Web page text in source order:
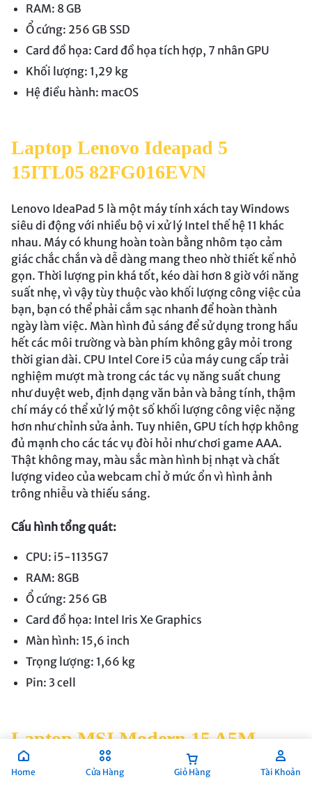
RAM: 8 GB
Ổ cứng: 256 GB SSD
Card đồ họa: Card đồ họa tích hợp, 7 nhân GPU
Khối lượng: 1,29 kg
Hệ điều hành: macOS
Laptop Lenovo Ideapad 5
15ITL05 82FG016EVN
Lenovo IdeaPad 5 là một máy tính xách tay Windows
siêu di động với nhiều bộ vi xử lý Intel thế hệ 11 khác
nhau. Máy có khung hoàn toàn bằng nhôm tạo cảm
giác chắc chắn và dễ dàng mang theo nhờ thiết kế nhỏ
gọn. Thời lượng pin khá tốt, kéo dài hơn 8 giờ với năng
suất nhẹ, vì vậy tùy thuộc vào khối lượng công việc của
bạn, bạn có thể phải cắm sạc nhanh để hoàn thành
ngày làm việc. Màn hình đủ sáng để sử dụng trong hầu
hết các môi trường và bàn phím không gây mỏi trong
thời gian dài. CPU Intel Core i5 của máy cung cấp trải
nghiệm mượt mà trong các tác vụ năng suất chung
như duyệt web, định dạng văn bản và bảng tính, thậm
chí máy có thể xử lý một số khối lượng công việc nặng
hơn như chỉnh sửa ảnh. Tuy nhiên, GPU tích hợp không
đủ mạnh cho các tác vụ đòi hỏi như chơi game AAA.
Thật không may, màu sắc màn hình bị nhạt và chất
lượng video của webcam chỉ ở mức ổn vì hình ảnh
trông nhiễu và thiếu sáng.
Cấu hình tổng quát:
CPU: i5-1135G7
RAM: 8GB
Ổ cứng: 256 GB
Card đồ họa: Intel Iris Xe Graphics
Màn hình: 15,6 inch
Trọng lượng: 1,66 kg
Pin: 3 cell
Laptop MSI Modern 15 A5M
069VN
Home Cửa Hàng Giỏ Hàng Tài Khoản